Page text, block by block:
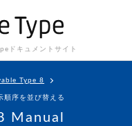
ドキュメントサイト
Type 8
順序を並び替える
Manual